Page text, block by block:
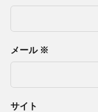
メール ※
サイト